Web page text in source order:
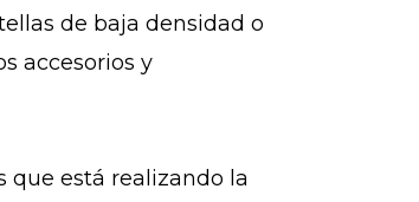
de baja densidad o
accesorios y
que está realizando la